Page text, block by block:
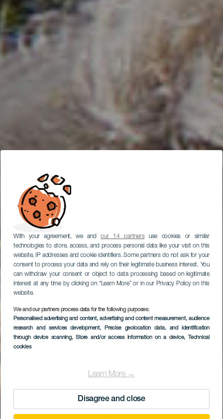
With your agreement, we andour 14 partnersuse cookies or similar
technologies to store, access, and process personal data like your visit on this
website, IP addresses and cookie identifiers. Some partners do not ask for your
consent to process your data and rely on their legitimate business interest. You
can withdraw your consent or object to data processing based on legitimate
interest at any time by clicking on “Learn More” or in our Privacy Policy on this
website.
We and our partners process data for the following purposes:
Personalised advertising and content, advertising and content measurement, audience
research and services development, Precise geolocation data, and identification
through device scanning, Store and/or access information on a device, Technical
cookies
Learn More →
Disagree and close